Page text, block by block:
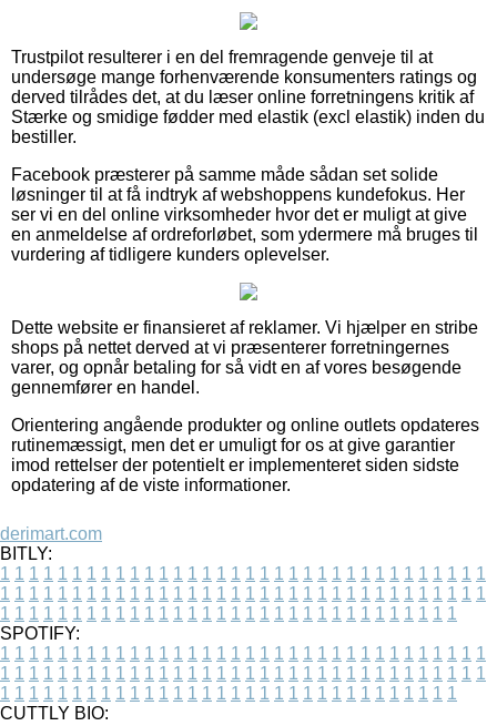
Trustpilot resulterer i en del fremragende genveje til at
undersøge mange forhenværende konsumenters ratings og
derved tilrådes det, at du læser online forretningens kritik af
Stærke og smidige fødder med elastik (excl elastik) inden du
bestiller.
Facebook præsterer på samme måde sådan set solide
løsninger til at få indtryk af webshoppens kundefokus. Her
ser vi en del online virksomheder hvor det er muligt at give
en anmeldelse af ordreforløbet, som ydermere må bruges til
vurdering af tidligere kunders oplevelser.
Dette website er finansieret af reklamer. Vi hjælper en stribe
shops på nettet derved at vi præsenterer forretningernes
varer, og opnår betaling for så vidt en af vores besøgende
gennemfører en handel.
Orientering angående produkter og online outlets opdateres
rutinemæssigt, men det er umuligt for os at give garantier
imod rettelser der potentielt er implementeret siden sidste
opdatering af de viste informationer.
derimart.com
BITLY:
1 1 1 1 1 1 1 1 1 1 1 1 1 1 1 1 1 1 1 1 1 1 1 1 1 1 1 1 1 1 1 1 1 1
1 1 1 1 1 1 1 1 1 1 1 1 1 1 1 1 1 1 1 1 1 1 1 1 1 1 1 1 1 1 1 1 1 1
1 1 1 1 1 1 1 1 1 1 1 1 1 1 1 1 1 1 1 1 1 1 1 1 1 1 1 1 1 1 1 1
SPOTIFY:
1 1 1 1 1 1 1 1 1 1 1 1 1 1 1 1 1 1 1 1 1 1 1 1 1 1 1 1 1 1 1 1 1 1
1 1 1 1 1 1 1 1 1 1 1 1 1 1 1 1 1 1 1 1 1 1 1 1 1 1 1 1 1 1 1 1 1 1
1 1 1 1 1 1 1 1 1 1 1 1 1 1 1 1 1 1 1 1 1 1 1 1 1 1 1 1 1 1 1 1
CUTTLY BIO: